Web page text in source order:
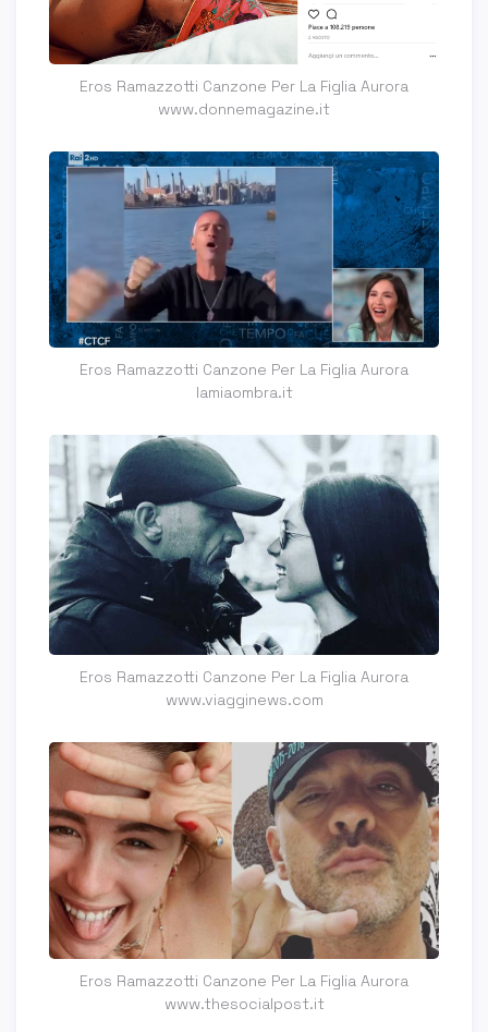
Eros Ramazzotti Canzone Per La Figlia Aurora
www.donnemagazine.it
Eros Ramazzotti Canzone Per La Figlia Aurora
lamiaombra.it
Eros Ramazzotti Canzone Per La Figlia Aurora
www.viagginews.com
Eros Ramazzotti Canzone Per La Figlia Aurora
www.thesocialpost.it